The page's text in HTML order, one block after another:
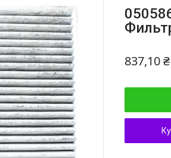
837,10 ₴